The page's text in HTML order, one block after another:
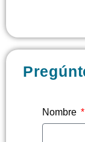
Nombre